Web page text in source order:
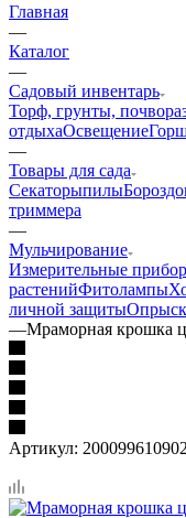
Главная
—
Каталог
—
Садовый инвентарь
Торф, грунты,
отдыхаОсвещение
—
Товары для сада
Секаторыпилы
триммера
—
Мульчирование
Измерительные
растенийФитолампы
личной защиты
—Мраморная крошка
Артикул: